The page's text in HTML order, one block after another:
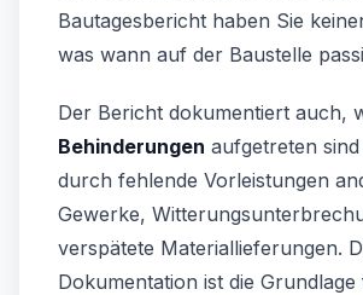
Bautagesbericht haben Sie
was wann auf der Baustelle
Der Bericht dokumentiert auch,
Behinderungen aufgetreten sind
durch fehlende Vorleistungen
Gewerke,
verspätete Materiallieferungen.
Dokumentation ist die